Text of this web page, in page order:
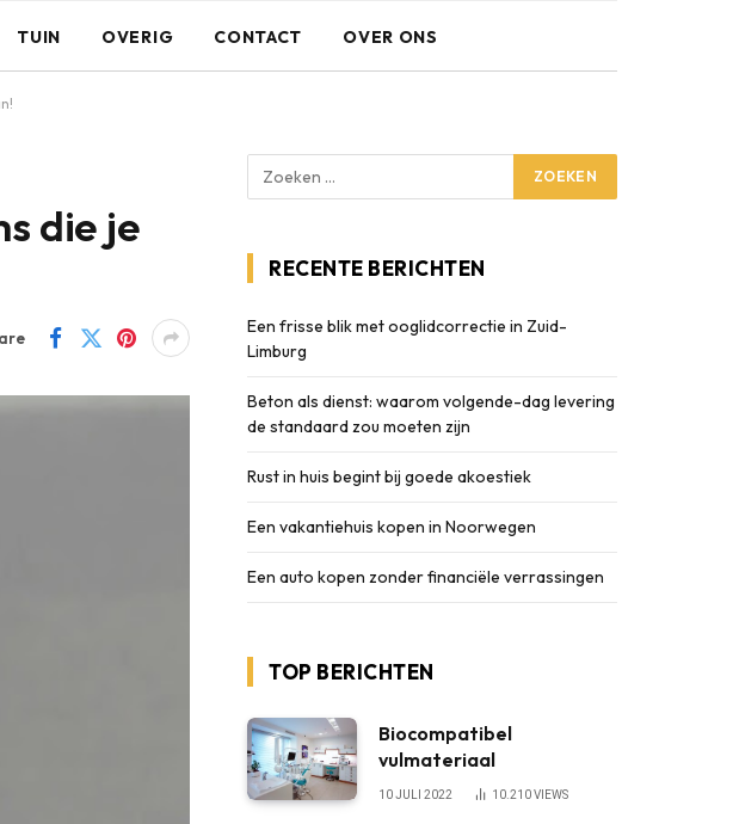
TUIN OVERIG CONTACT OVER ONS
die je
RECENTE BERICHTEN
Een frisse blik met ooglidcorrectie in Zuid-
Limburg
Beton als dienst: waarom volgende-dag levering
de standaard zou moeten zijn
Rust in huis begint bij goede akoestiek
Een vakantiehuis kopen in Noorwegen
Een auto kopen zonder financiële verrassingen
TOP BERICHTEN
Biocompatibel
vulmateriaal
10 JULI 2022 10.210VIEWS